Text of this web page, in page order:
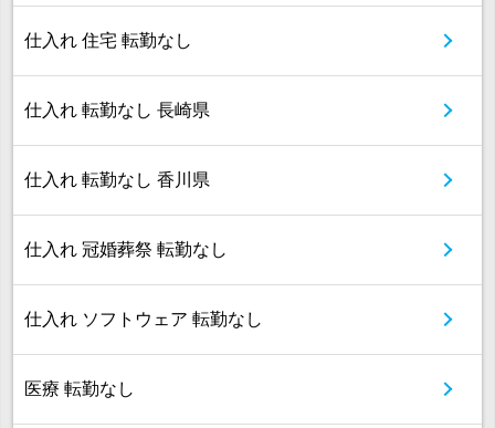
仕入れ 住宅 転勤なし
仕入れ 転勤なし 長崎県
仕入れ 転勤なし 香川県
仕入れ 冠婚葬祭 転勤なし
仕入れ ソフトウェア 転勤なし
医療 転勤なし